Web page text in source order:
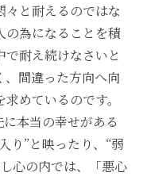
と耐えるのではな
の為になることを積
耐え続けなさいと
間違った方向へ向
めているのです。
本当の幸せがある
り”と映ったり、“弱
心の内では、「悪心